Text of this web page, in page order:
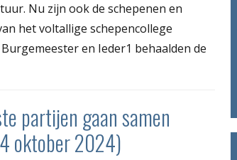
Nu zijn ook de schepenen en
het voltallige schepencollege
en Ieder1 behaalden de
partijen gaan samen
oktober 2024)